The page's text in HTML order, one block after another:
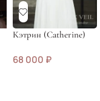
Кэтрин (Catherine)
68 000 ₽